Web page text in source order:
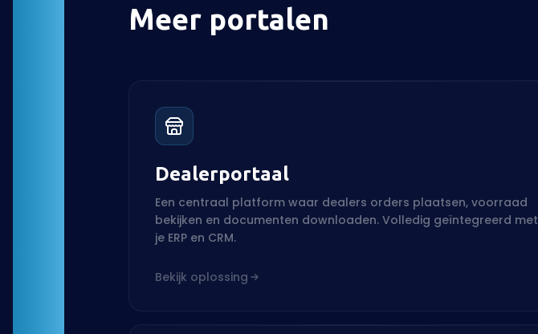
Meer portalen
Dealerportaal
Een centraal platform waar dealers orders plaatsen, voorraad
bekijken en documenten downloaden. Volledig geïntegreerd met
je ERP en CRM.
Bekijk oplossing